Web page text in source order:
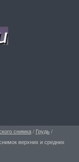
снимка/ Грудь/
верхних и средних